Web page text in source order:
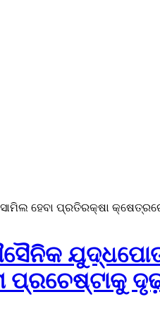
ହେବା ପ୍ରତିରକ୍ଷା
ପ୍ରଚେଷ୍ଟାକୁ